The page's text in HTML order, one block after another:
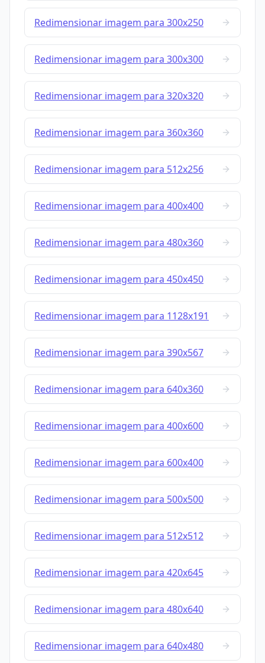
Redimensionar imagem para 300x250
Redimensionar imagem para 300x300
Redimensionar imagem para 320x320
Redimensionar imagem para 360x360
Redimensionar imagem para 512x256
Redimensionar imagem para 400x400
Redimensionar imagem para 480x360
Redimensionar imagem para 450x450
Redimensionar imagem para 1128x191
Redimensionar imagem para 390x567
Redimensionar imagem para 640x360
Redimensionar imagem para 400x600
Redimensionar imagem para 600x400
Redimensionar imagem para 500x500
Redimensionar imagem para 512x512
Redimensionar imagem para 420x645
Redimensionar imagem para 480x640
Redimensionar imagem para 640x480